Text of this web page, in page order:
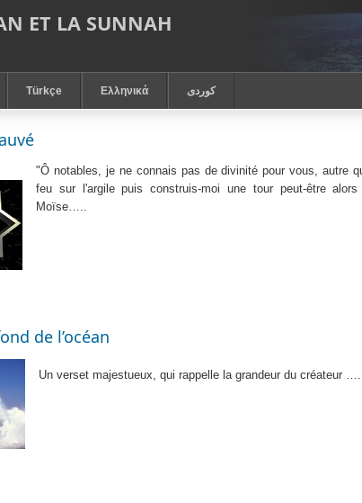
ET LA SUNNAH
Türkçe Ελληνικά كوردى
"Ô notables, je ne connais pas de divinité pour vous, autre
feu sur l'argile puis construis-moi une tour peut-être
Moïse…..
de l’océan
Un verset majestueux, qui rappelle la grandeur du créateur ….